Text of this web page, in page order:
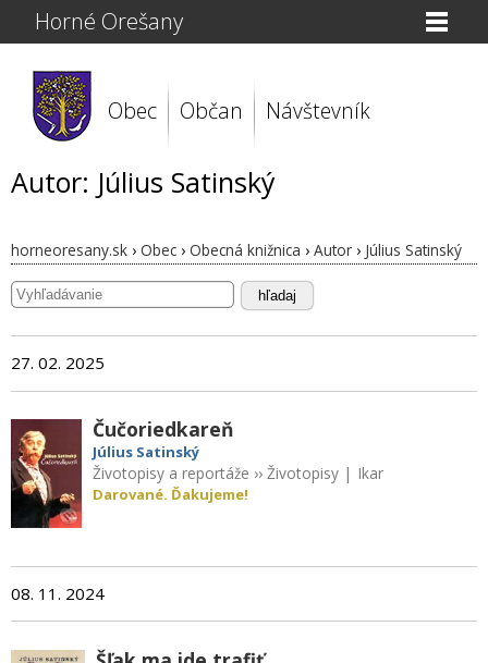
Horné Orešany
Obec Občan Návštevník
Autor: Július Satinský
horneoresany.sk › Obec › Obecná knižnica › Autor › Július Satinský
hľadaj
27. 02. 2025
Čučoriedkareň
Július Satinský
Životopisy a reportáže ››Životopisy | Ikar
Darované. Ďakujeme!
08. 11. 2024